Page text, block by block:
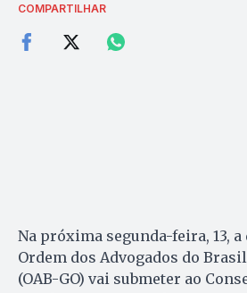
COMPARTILHAR
Na próxima segunda-feira, 13,
Ordem dos Advogados do
(OAB-GO) vai submeter ao